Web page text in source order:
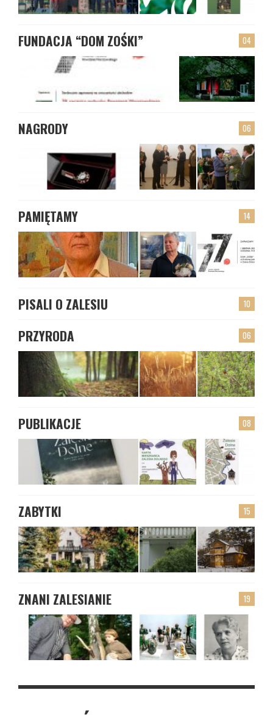
04
FUNDACJA “DOM ZOŚKI”
06
NAGRODY
14
PAMIĘTAMY
10
PISALI O ZALESIU
06
PRZYRODA
08
PUBLIKACJE
15
ZABYTKI
19
ZNANI ZALESIANIE